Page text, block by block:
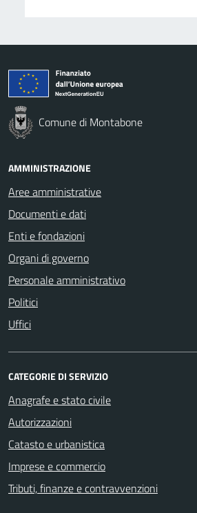
Comune di Montabone
AMMINISTRAZIONE
Aree amministrative
Documenti e dati
Enti e fondazioni
Organi di governo
Personale amministrativo
Politici
Uffici
CATEGORIE DI SERVIZIO
Anagrafe e stato civile
Autorizzazioni
Catasto e urbanistica
Imprese e commercio
Tributi, finanze e contravvenzioni